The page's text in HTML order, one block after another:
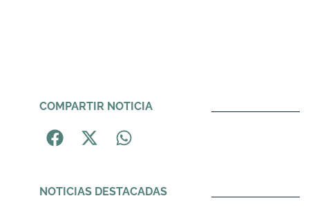
COMPARTIR NOTICIA
NOTICIAS DESTACADAS